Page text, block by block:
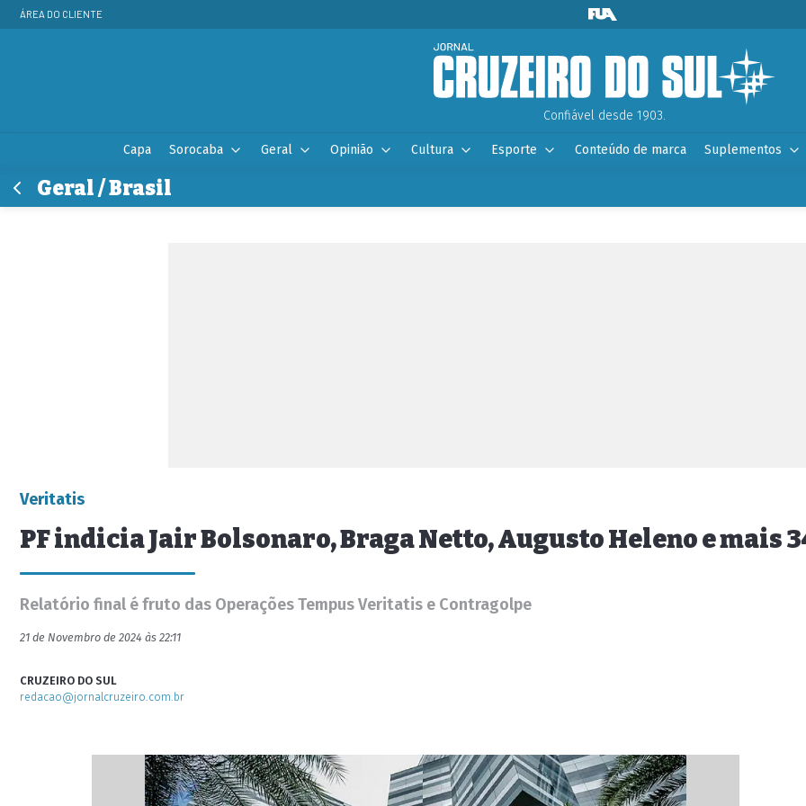
ÁREA DO CLIENTE
Confiável desde 1903.
Capa Sorocaba Geral Opinião Cultura Esporte Conteúdo de marca Suplementos
Geral / Brasil
Veritatis
PF indicia Jair Bolsonaro, Braga Netto, Augusto Heleno e mais
Relatório final é fruto das Operações Tempus Veritatis e Contragolpe
21 de Novembro de 2024 às 22:11
CRUZEIRO DO SUL
redacao@jornalcruzeiro.com.br